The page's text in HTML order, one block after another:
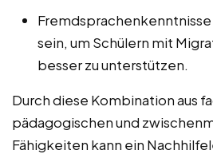
sein, um Schülern mit
besser zu unterstützen.
Durch diese Kombination aus
pädagogischen und
Fähigkeiten kann ein